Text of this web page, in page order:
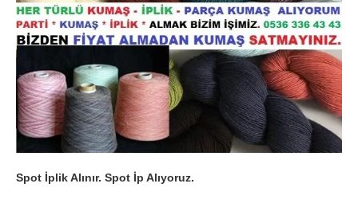
Spot İplik Alınır. Spot İp Alıyoruz.